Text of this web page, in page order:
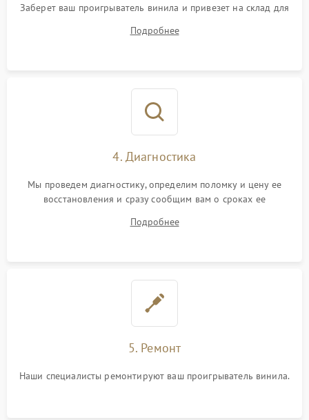
Заберет ваш проигрыватель винила и привезет на склад для
Подробнее
4. Диагностика
Мы проведем диагностику, определим поломку и цену ее
восстановления и сразу сообщим вам о сроках ее
Подробнее
5. Ремонт
Наши специалисты ремонтируют ваш проигрыватель винила.